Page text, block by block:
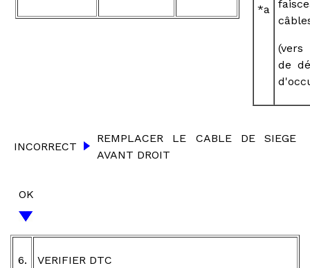
*a
de
INCORRECT
REMPLACER LE CABLE DE SIEGE
AVANT DROIT
OK
6. VERIFIER DTC